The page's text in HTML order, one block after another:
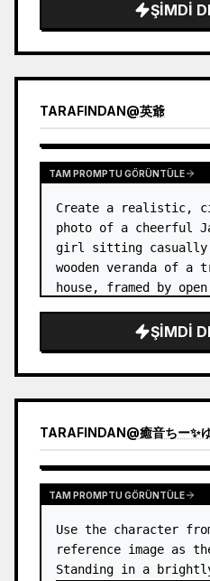
ŞIMDI
TARAFINDAN@英爺
TAM PROMPTU GÖRÜNTÜLE
Create a realistic,
photo of a cheerful
girl sitting casually
wooden veranda of a
house, framed by
style school uniform
ŞIMDI
TARAFINDAN@癒音ちー✨ゆおんちー
TAM PROMPTU GÖRÜNTÜLE
Use the character
reference image as